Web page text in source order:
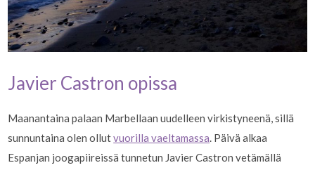
Javier Castron opissa
Maanantaina palaan Marbellaan uudelleen virkistyneenä, sillä
sunnuntaina olen ollutvuorilla vaeltamassa. Päivä alkaa
Espanjan joogapiireissä tunnetun Javier Castron vetämällä